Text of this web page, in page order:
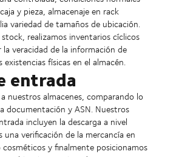
y pieza, almacenaje en rack
variedad de tamaños de ubicación.
realizamos inventarios cíclicos
veracidad de la información de
físicas en el almacén.
entrada
nuestros almacenes, comparando lo
documentación y ASN. Nuestros
incluyen la descarga a nivel
una verificación de la mercancía en
cosméticos y finalmente posicionamos